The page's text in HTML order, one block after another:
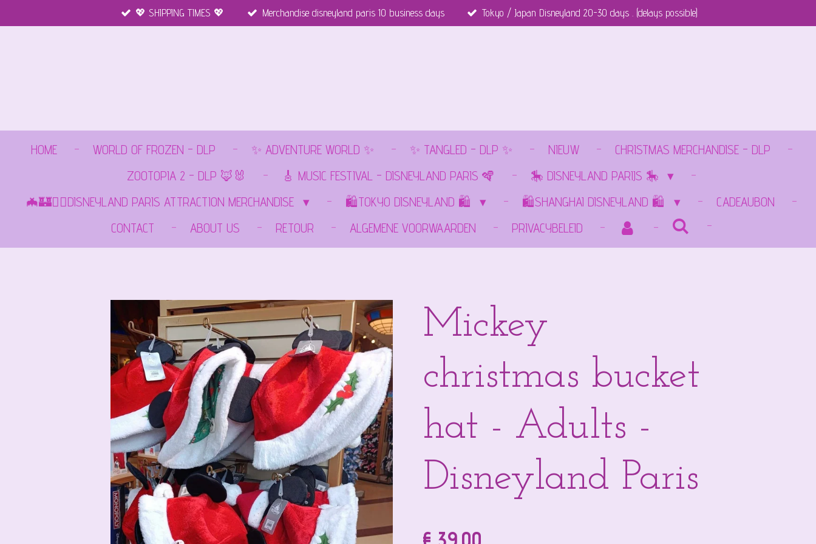
direct
💖 SHIPPING TIMES 💖 Merchandise disneyland paris 10 business days Tokyo / Japan Disneyland 20-30 days . (delays possible)
HOME WORLD OF FROZEN - DLP ✨ ADVENTURE WORLD ✨ ✨ TANGLED - DLP ✨ NIEUW
CHRISTMAS MERCHANDISE - DLP
ZOOTOPIA 2 - DLP 🦊🐰
🎸 MUSIC FESTIVAL - DISNEYLAND PARIS 🪇
🎠 DISNEYLAND PARIJS 🎠
🦇🏰🏴‍☠️DISNEYLAND PARIS ATTRACTION MERCHANDISE
🛍️TOKYO DISNEYLAND 🛍️ 🛍️SHANGHAI DISNEYLAND 🛍️
CADEAUBON
CONTACT
ABOUT US RETOUR ALGEMENE VOORWAARDEN PRIVACYBELEID
Mickey
christmas bucket
hat - Adults -
Disneyland Paris